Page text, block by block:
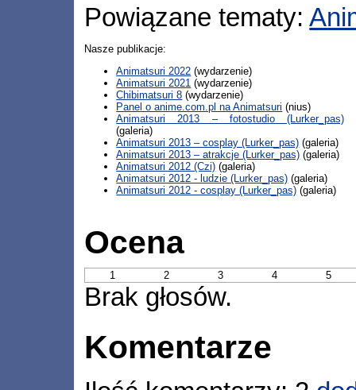
Powiązane tematy:
Nasze publikacje:
Animatsuri 2022 (wydarzenie)
Animatsuri 2021 (wydarzenie)
Chibimatsuri 8 (wydarzenie)
Panel o anime.com.pl na Animatsuri (nius)
Animatsuri 2013 – fotostudio (Lurker_pas)
(galeria)
Animatsuri 2013 – cosplay (Lurker_pas) (galeria)
Animatsuri 2013 – atrakcje (Lurker_pas) (galeria)
Animatsuri 2012 (Czi) (galeria)
Animatsuri 2012 - ludzie (Lurker_pas) (galeria)
Animatsuri 2012 - cosplay (Lurker_pas) (galeria)
Ocena
1 2 3 4 5
Brak głosów.
Komentarze